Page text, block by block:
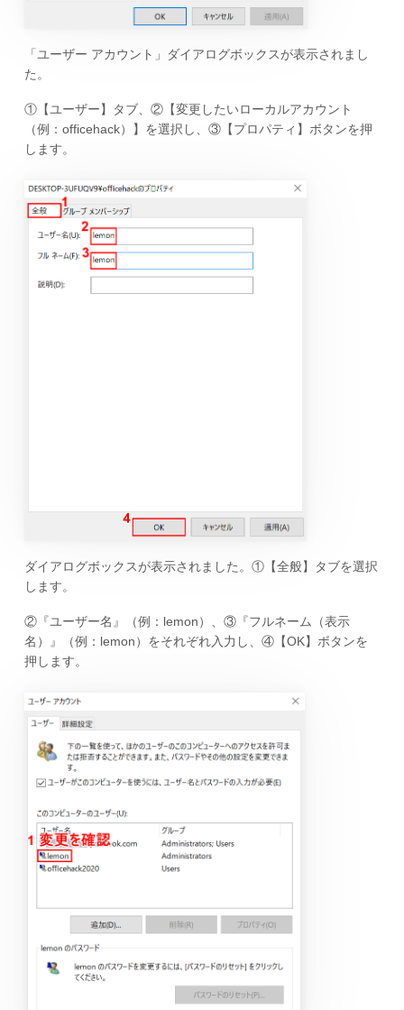
「ユーザー アカウント」ダイアログボックスが表示されまし
た。
①【ユーザー】タブ、②【変更したいローカルアカウント
（例：officehack）】を選択し、③【プロパティ】ボタンを押
します。
ダイアログボックスが表示されました。①【全般】タブを選択
します。
②『ユーザー名』（例：lemon）、③『フルネーム（表示
名）』（例：lemon）をそれぞれ入力し、④【OK】ボタンを
押します。